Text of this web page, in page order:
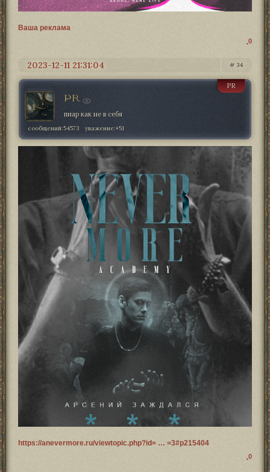
Ваша реклама
0
34
2023-12-11 21:31:04
PR
PR
пиар как не в себя
сообщений:54573 уважение:+51
https://anevermore.ru/viewtopic.php?id= … =3#p215404
0